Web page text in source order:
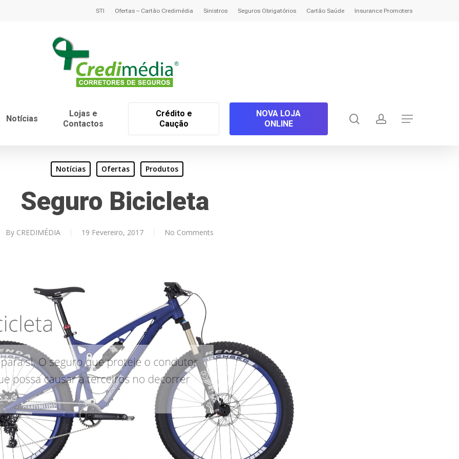
STI Ofertas – Cartão Credimédia Sinistros Seguros Obrigatórios Cartão Saúde Insurance Promoters
Notícias
Lojas e
Contactos
Crédito e
Caução
NOVA LOJA
ONLINE
searchaccount
Menu
Notícias Ofertas Produtos
Seguro Bicicleta
By CREDIMÉDIA 19 Fevereiro, 2017 No Comments